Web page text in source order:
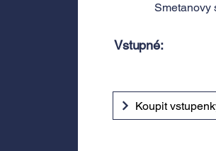
Smetanovy
Vstupné:
Koupit